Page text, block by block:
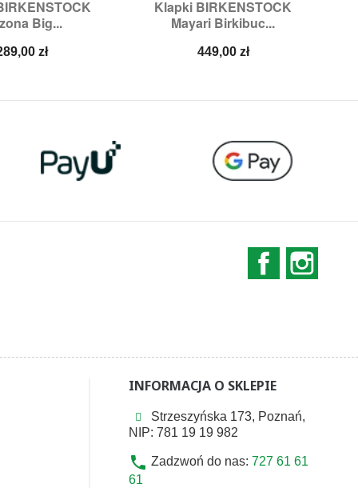
Big...
zł
podgląd
37,38,
Klapki BIRKENSTOCK
Mayari Birkibuc...
Cena
449,00 zł
Szybki podgląd
Rozmiary:44
Facebook
INFORMACJA O SKLEPIE
Strzeszyńska 173, Poznań,
NIP: 781 19 19 982
phone Zadzwoń do nas: 727 61 61
61